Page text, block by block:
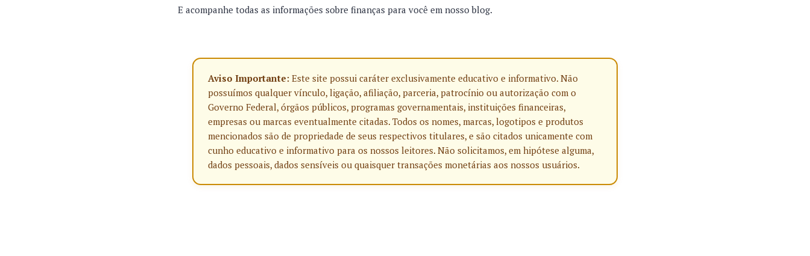
E acompanhe todas as informações sobre finanças para você em nosso blog.
Aviso Importante: Este site possui caráter exclusivamente educativo e informativo. Não
possuímos qualquer vínculo, ligação, afiliação, parceria, patrocínio ou autorização com o
Governo Federal, órgãos públicos, programas governamentais, instituições financeiras,
empresas ou marcas eventualmente citadas. Todos os nomes, marcas, logotipos e produtos
mencionados são de propriedade de seus respectivos titulares, e são citados unicamente com
cunho educativo e informativo para os nossos leitores. Não solicitamos, em hipótese alguma,
dados pessoais, dados sensíveis ou quaisquer transações monetárias aos nossos usuários.